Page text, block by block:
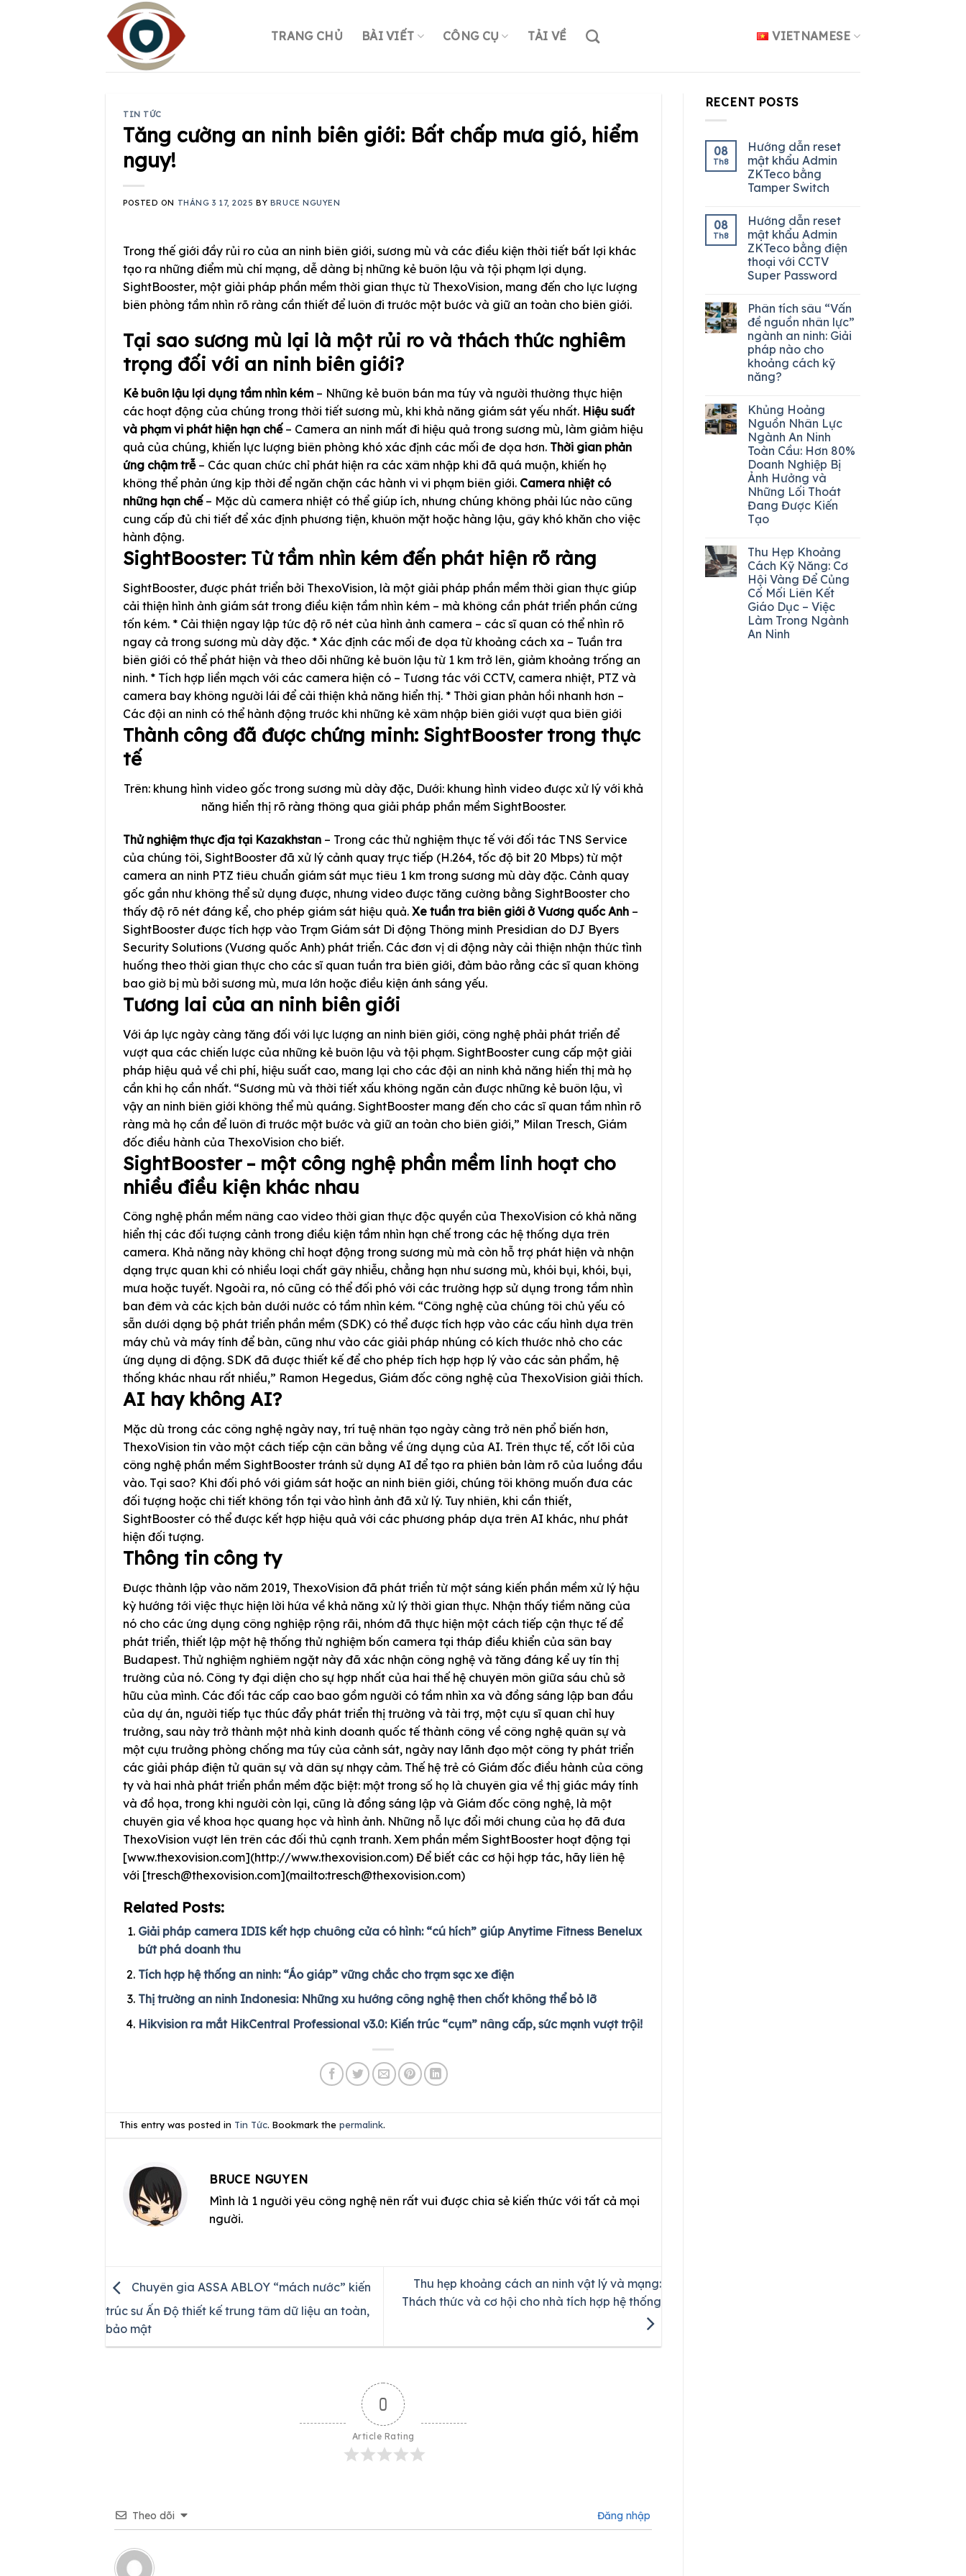
TRANG CHỦ BÀI VIẾT CÔNG CỤ TẢI VỀ VIETNAMESE
TIN TỨC
Tăng cường an ninh biên giới: Bất chấp mưa gió, hiểm
nguy!
POSTED ON THÁNG 3 17, 2025 BY BRUCE NGUYEN
Trong thế giới đầy rủi ro của an ninh biên giới, sương mù và các điều kiện thời tiết bất lợi khác
tạo ra những điểm mù chí mạng, dễ dàng bị những kẻ buôn lậu và tội phạm lợi dụng.
SightBooster, một giải pháp phần mềm thời gian thực từ ThexoVision, mang đến cho lực lượng
biên phòng tầm nhìn rõ ràng cần thiết để luôn đi trước một bước và giữ an toàn cho biên giới.
Tại sao sương mù lại là một rủi ro và thách thức nghiêm
trọng đối với an ninh biên giới?
Kẻ buôn lậu lợi dụng tầm nhìn kém – Những kẻ buôn bán ma túy và người thường thực hiện
các hoạt động của chúng trong thời tiết sương mù, khi khả năng giám sát yếu nhất. Hiệu suất
và phạm vi phát hiện hạn chế– Camera an ninh mất đi hiệu quả trong sương mù, làm giảm hiệu
quả của chúng, khiến lực lượng biên phòng khó xác định các mối đe dọa hơn. Thời gian phản
ứng chậm trễ– Các quan chức chỉ phát hiện ra các xâm nhập khi đã quá muộn, khiến họ
không thể phản ứng kịp thời để ngăn chặn các hành vi vi phạm biên giới. Camera nhiệt có
những hạn chế– Mặc dù camera nhiệt có thể giúp ích, nhưng chúng không phải lúc nào cũng
cung cấp đủ chi tiết để xác định phương tiện, khuôn mặt hoặc hàng lậu, gây khó khăn cho việc
hành động.
SightBooster: Từ tầm nhìn kém đến phát hiện rõ ràng
SightBooster, được phát triển bởi ThexoVision, là một giải pháp phần mềm thời gian thực giúp
cải thiện hình ảnh giám sát trong điều kiện tầm nhìn kém – mà không cần phát triển phần cứng
tốn kém. * Cải thiện ngay lập tức độ rõ nét của hình ảnh camera – các sĩ quan có thể nhìn rõ
ngay cả trong sương mù dày đặc. * Xác định các mối đe dọa từ khoảng cách xa – Tuần tra
biên giới có thể phát hiện và theo dõi những kẻ buôn lậu từ 1 km trở lên, giảm khoảng trống an
ninh. * Tích hợp liền mạch với các camera hiện có – Tương tác với CCTV, camera nhiệt, PTZ và
camera bay không người lái để cải thiện khả năng hiển thị. * Thời gian phản hồi nhanh hơn –
Các đội an ninh có thể hành động trước khi những kẻ xâm nhập biên giới vượt qua biên giới
Thành công đã được chứng minh: SightBooster trong thực
tế
Trên: khung hình video gốc trong sương mù dày đặc, Dưới: khung hình video được xử lý với khả
năng hiển thị rõ ràng thông qua giải pháp phần mềm SightBooster.
Thử nghiệm thực địa tại Kazakhstan – Trong các thử nghiệm thực tế với đối tác TNS Service
của chúng tôi, SightBooster đã xử lý cảnh quay trực tiếp (H.264, tốc độ bit 20 Mbps) từ một
camera an ninh PTZ tiêu chuẩn giám sát mục tiêu 1 km trong sương mù dày đặc. Cảnh quay
gốc gần như không thể sử dụng được, nhưng video được tăng cường bằng SightBooster cho
thấy độ rõ nét đáng kể, cho phép giám sát hiệu quả. Xe tuần tra biên giới ở Vương quốc Anh –
SightBooster được tích hợp vào Trạm Giám sát Di động Thông minh Presidian do DJ Byers
Security Solutions (Vương quốc Anh) phát triển. Các đơn vị di động này cải thiện nhận thức tình
huống theo thời gian thực cho các sĩ quan tuần tra biên giới, đảm bảo rằng các sĩ quan không
bao giờ bị mù bởi sương mù, mưa lớn hoặc điều kiện ánh sáng yếu.
Tương lai của an ninh biên giới
Với áp lực ngày càng tăng đối với lực lượng an ninh biên giới, công nghệ phải phát triển để
vượt qua các chiến lược của những kẻ buôn lậu và tội phạm. SightBooster cung cấp một giải
pháp hiệu quả về chi phí, hiệu suất cao, mang lại cho các đội an ninh khả năng hiển thị mà họ
cần khi họ cần nhất. “Sương mù và thời tiết xấu không ngăn cản được những kẻ buôn lậu, vì
vậy an ninh biên giới không thể mù quáng. SightBooster mang đến cho các sĩ quan tầm nhìn rõ
ràng mà họ cần để luôn đi trước một bước và giữ an toàn cho biên giới,” Milan Tresch, Giám
đốc điều hành của ThexoVision cho biết.
SightBooster – một công nghệ phần mềm linh hoạt cho
nhiều điều kiện khác nhau
Công nghệ phần mềm nâng cao video thời gian thực độc quyền của ThexoVision có khả năng
hiển thị các đối tượng cảnh trong điều kiện tầm nhìn hạn chế trong các hệ thống dựa trên
camera. Khả năng này không chỉ hoạt động trong sương mù mà còn hỗ trợ phát hiện và nhận
dạng trực quan khi có nhiều loại chất gây nhiễu, chẳng hạn như sương mù, khói bụi, khói, bụi,
mưa hoặc tuyết. Ngoài ra, nó cũng có thể đối phó với các trường hợp sử dụng trong tầm nhìn
ban đêm và các kịch bản dưới nước có tầm nhìn kém. “Công nghệ của chúng tôi chủ yếu có
sẵn dưới dạng bộ phát triển phần mềm (SDK) có thể được tích hợp vào các cấu hình dựa trên
máy chủ và máy tính để bàn, cũng như vào các giải pháp nhúng có kích thước nhỏ cho các
ứng dụng di động. SDK đã được thiết kế để cho phép tích hợp hợp lý vào các sản phẩm, hệ
thống khác nhau rất nhiều,” Ramon Hegedus, Giám đốc công nghệ của ThexoVision giải thích.
AI hay không AI?
Mặc dù trong các công nghệ ngày nay, trí tuệ nhân tạo ngày càng trở nên phổ biến hơn,
ThexoVision tin vào một cách tiếp cận cân bằng về ứng dụng của AI. Trên thực tế, cốt lõi của
công nghệ phần mềm SightBooster tránh sử dụng AI để tạo ra phiên bản làm rõ của luồng đầu
vào. Tại sao? Khi đối phó với giám sát hoặc an ninh biên giới, chúng tôi không muốn đưa các
đối tượng hoặc chi tiết không tồn tại vào hình ảnh đã xử lý. Tuy nhiên, khi cần thiết,
SightBooster có thể được kết hợp hiệu quả với các phương pháp dựa trên AI khác, như phát
hiện đối tượng.
Thông tin công ty
Được thành lập vào năm 2019, ThexoVision đã phát triển từ một sáng kiến phần mềm xử lý hậu
kỳ hướng tới việc thực hiện lời hứa về khả năng xử lý thời gian thực. Nhận thấy tiềm năng của
nó cho các ứng dụng công nghiệp rộng rãi, nhóm đã thực hiện một cách tiếp cận thực tế để
phát triển, thiết lập một hệ thống thử nghiệm bốn camera tại tháp điều khiển của sân bay
Budapest. Thử nghiệm nghiêm ngặt này đã xác nhận công nghệ và tăng đáng kể uy tín thị
trường của nó. Công ty đại diện cho sự hợp nhất của hai thế hệ chuyên môn giữa sáu chủ sở
hữu của mình. Các đối tác cấp cao bao gồm người có tầm nhìn xa và đồng sáng lập ban đầu
của dự án, người tiếp tục thúc đẩy phát triển thị trường và tài trợ, một cựu sĩ quan chỉ huy
trưởng, sau này trở thành một nhà kinh doanh quốc tế thành công về công nghệ quân sự và
một cựu trưởng phòng chống ma túy của cảnh sát, ngày nay lãnh đạo một công ty phát triển
các giải pháp điện tử quân sự và dân sự nhạy cảm. Thế hệ trẻ có Giám đốc điều hành của công
ty và hai nhà phát triển phần mềm đặc biệt: một trong số họ là chuyên gia về thị giác máy tính
và đồ họa, trong khi người còn lại, cũng là đồng sáng lập và Giám đốc công nghệ, là một
chuyên gia về khoa học quang học và hình ảnh. Những nỗ lực đổi mới chung của họ đã đưa
ThexoVision vượt lên trên các đối thủ cạnh tranh. Xem phần mềm SightBooster hoạt động tại
[www.thexovision.com](http://www.thexovision.com) Để biết các cơ hội hợp tác, hãy liên hệ
với [tresch@thexovision.com](mailto:tresch@thexovision.com)
Related Posts:
Giải pháp camera IDIS kết hợp chuông cửa có hình: “cú hích” giúp Anytime Fitness Benelux
bứt phá doanh thu
Tích hợp hệ thống an ninh: “Áo giáp” vững chắc cho trạm sạc xe điện
Thị trường an ninh Indonesia: Những xu hướng công nghệ then chốt không thể bỏ lỡ
Hikvision ra mắt HikCentral Professional v3.0: Kiến trúc “cụm” nâng cấp, sức mạnh vượt trội!
This entry was posted in Tin Tức. Bookmark thepermalink.
BRUCE NGUYEN
Mình là 1 người yêu công nghệ nên rất vui được chia sẻ kiến thức với tất cả mọi
người.
Chuyên gia ASSA ABLOY “mách nước” kiến
trúc sư Ấn Độ thiết kế trung tâm dữ liệu an toàn,
bảo mật
Thu hẹp khoảng cách an ninh vật lý và mạng:
Thách thức và cơ hội cho nhà tích hợp hệ thống
0
Article Rating
Theo dõi Đăng nhập
RECENT POSTS
08
Th8
Hướng dẫn reset
mật khẩu Admin
ZKTeco bằng
Tamper Switch
08
Th8
Hướng dẫn reset
mật khẩu Admin
ZKTeco bằng điện
thoại với CCTV
Super Password
Phân tích sâu “Vấn
đề nguồn nhân lực”
ngành an ninh: Giải
pháp nào cho
khoảng cách kỹ
năng?
Khủng Hoảng
Nguồn Nhân Lực
Ngành An Ninh
Toàn Cầu: Hơn 80%
Doanh Nghiệp Bị
Ảnh Hưởng và
Những Lối Thoát
Đang Được Kiến
Tạo
Thu Hẹp Khoảng
Cách Kỹ Năng: Cơ
Hội Vàng Để Củng
Cố Mối Liên Kết
Giáo Dục – Việc
Làm Trong Ngành
An Ninh